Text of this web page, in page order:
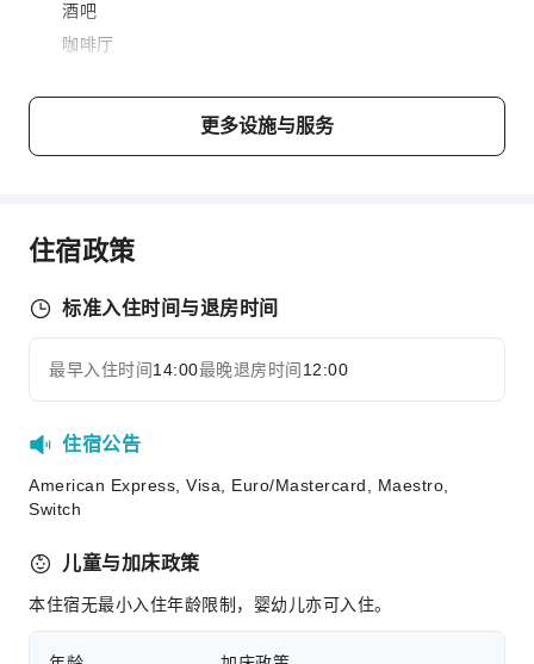
酒吧
咖啡厅
传真/复印
儿童设施
儿童托管
儿童餐
高尔夫球场
清洁服务
洗衣服务
公共区域设施
展开全部
更多设施与服务
住宿政策
标准入住时间与退房时间
最早入住时间14:00最晚退房时间 12:00
住宿公告
American Express, Visa, Euro/Mastercard, Maestro,
Switch
儿童与加床政策
本住宿无最小入住年龄限制，婴幼儿亦可入住。